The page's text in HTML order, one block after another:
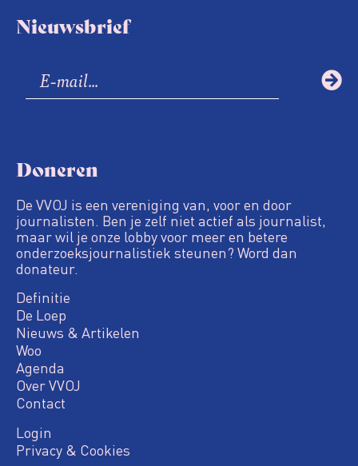
Nieuwsbrief
Doneren
De VVOJ is een vereniging van, voor en door
journalisten. Ben je zelf niet actief als journalist,
maar wil je onze lobby voor meer en betere
onderzoeksjournalistiek steunen? Word dan
donateur.
Definitie
De Loep
Nieuws & Artikelen
Woo
Agenda
Over VVOJ
Contact
Login
Privacy & Cookies